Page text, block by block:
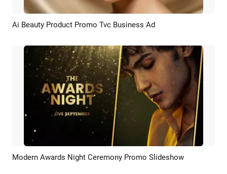
Pratinjau Rekreasi AI
Ai Beauty Product Promo Tvc Business Ad
Pratinjau Rekreasi AI
Modern Awards Night Ceremony Promo Slideshow